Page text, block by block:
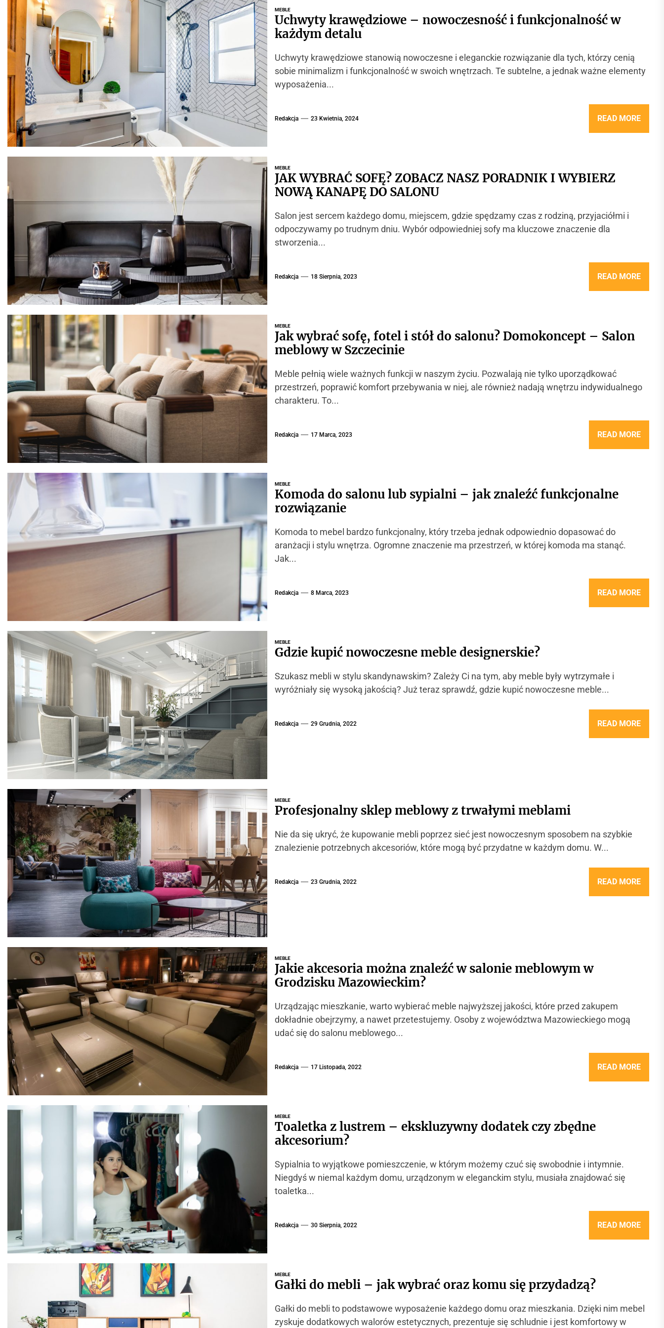
MEBLE
Uchwyty krawędziowe – nowoczesność i funkcjonalność w
każdym detalu
Uchwyty krawędziowe stanowią nowoczesne i eleganckie rozwiązanie dla tych, którzy cenią
sobie minimalizm i funkcjonalność w swoich wnętrzach. Te subtelne, a jednak ważne elementy
wyposażenia...
Redakcja 23 Kwietnia, 2024 READ MORE
MEBLE
JAK WYBRAĆ SOFĘ? ZOBACZ NASZ PORADNIK I WYBIERZ
NOWĄ KANAPĘ DO SALONU
Salon jest sercem każdego domu, miejscem, gdzie spędzamy czas z rodziną, przyjaciółmi i
odpoczywamy po trudnym dniu. Wybór odpowiedniej sofy ma kluczowe znaczenie dla
stworzenia...
Redakcja 18 Sierpnia, 2023 READ MORE
MEBLE
Jak wybrać sofę, fotel i stół do salonu? Domokoncept – Salon
meblowy w Szczecinie
Meble pełnią wiele ważnych funkcji w naszym życiu. Pozwalają nie tylko uporządkować
przestrzeń, poprawić komfort przebywania w niej, ale również nadają wnętrzu indywidualnego
charakteru. To...
Redakcja 17 Marca, 2023 READ MORE
MEBLE
Komoda do salonu lub sypialni – jak znaleźć funkcjonalne
rozwiązanie
Komoda to mebel bardzo funkcjonalny, który trzeba jednak odpowiednio dopasować do
aranżacji i stylu wnętrza. Ogromne znaczenie ma przestrzeń, w której komoda ma stanąć.
Jak...
Redakcja 8 Marca, 2023 READ MORE
MEBLE
Gdzie kupić nowoczesne meble designerskie?
Szukasz mebli w stylu skandynawskim? Zależy Ci na tym, aby meble były wytrzymałe i
wyróżniały się wysoką jakością? Już teraz sprawdź, gdzie kupić nowoczesne meble...
Redakcja 29 Grudnia, 2022 READ MORE
MEBLE
Profesjonalny sklep meblowy z trwałymi meblami
Nie da się ukryć, że kupowanie mebli poprzez sieć jest nowoczesnym sposobem na szybkie
znalezienie potrzebnych akcesoriów, które mogą być przydatne w każdym domu. W...
Redakcja 23 Grudnia, 2022 READ MORE
MEBLE
Jakie akcesoria można znaleźć w salonie meblowym w
Grodzisku Mazowieckim?
Urządzając mieszkanie, warto wybierać meble najwyższej jakości, które przed zakupem
dokładnie obejrzymy, a nawet przetestujemy. Osoby z województwa Mazowieckiego mogą
udać się do salonu meblowego...
Redakcja 17 Listopada, 2022 READ MORE
MEBLE
Toaletka z lustrem – ekskluzywny dodatek czy zbędne
akcesorium?
Sypialnia to wyjątkowe pomieszczenie, w którym możemy czuć się swobodnie i intymnie.
Niegdyś w niemal każdym domu, urządzonym w eleganckim stylu, musiała znajdować się
toaletka...
Redakcja 30 Sierpnia, 2022 READ MORE
MEBLE
Gałki do mebli – jak wybrać oraz komu się przydadzą?
Gałki do mebli to podstawowe wyposażenie każdego domu oraz mieszkania. Dzięki nim mebel
zyskuje dodatkowych walorów estetycznych, prezentuje się schludnie i jest komfortowy w